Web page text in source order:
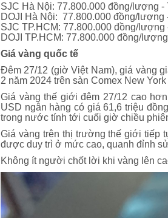
SJC Hà Nội: 77.800.000 đồng/lượng
DOJI Hà Nội: 77.800.000 đồng/
SJC TP.HCM: 77.800.000 đồng/
DOJI TP.HCM: 77.800.000 đồng/
Giá vàng quốc tế
Đêm 27/12 (giờ Việt Nam), giá vàng
2 năm 2024 trên sàn Comex New
Giá vàng thế giới đêm 27/12 cao
USD ngân hàng có giá 61,6 triệu
trong nước tính tới cuối giờ chiều
Giá vàng trên thị trường thế giới tiếp
được duy trì ở mức cao, quanh đỉnh
Không ít người chốt lời khi vàng lên